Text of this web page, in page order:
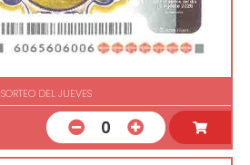
SORTEO DEL JUEVES
0